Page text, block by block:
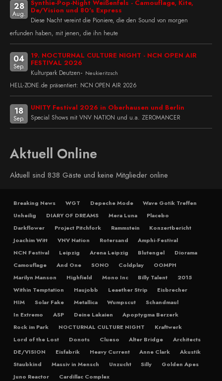
28
Aug.
Synthie-Pop-Night Weißenfels - Camouflage, Kite,
De/Vision und 80's Express
Diese Nacht vereint die Pioniere, die den Sound von morgen
erfunden haben, mit jenen, die ihn heute
04
Sep.
19. NOCTURNAL CULTURE NIGHT - NCN OPEN AIR
FESTIVAL 2026
Kulturpark Deutzen- Neukieritzsch
HELL-ZONE.de präsentiert: NCN OPEN AIR 2026
18
Sep.
UNITY Festival 2026 in Oberhausen und Berlin
Special Shows mit VNV NATION und u.a. ZEROMANCER
Aktuell Online
Aktuell sind 838 Gäste und keine Mitglieder online
Breaking News WGT Depeche Mode
Wave Gotik Treffen
Unheilig
DIARY OF DREAMS Mera Luna
Placebo
Darkflower
Project Pitchfork Rammstein
Konzertbericht
Joachim Witt
VNV Nation Rotersand
Amphi-Festival
NCN Festival
Leipzig Arena Leipzig Blutengel
Diorama
Camouflage
And One SONO Coldplay
OOMPH
Marilyn Manson
Highfield Mono Inc Billy Talent
2015
Within Temptation
Haujobb Leaether Strip
Eisbrecher
HIM
Solar Fake Metallica Wumpscut
Schandmaul
In Extremo
ASP Deine Lakaien
Apoptygma Berzerk
Rock im Park
NOCTURNAL CULTURE NIGHT
Kraftwerk
Lord of the Lost
Donots Clueso Alter Bridge
Architects
DE/VISION
Eisfabrik Heavy Current Anne Clark
Akustik
Staubkind
Massiv in Mensch Unzucht Silly
Golden Apes
Juno Reactor
Cardillac Complex